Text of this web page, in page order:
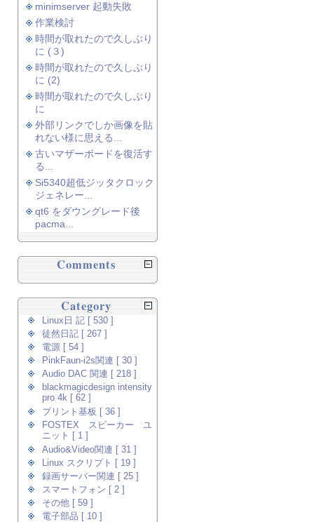
minimserver 起動失敗
作業検討
時間が取れたので久しぶり
に (３)
時間が取れたので久しぶり
に (2)
時間が取れたので久しぶり
に
外部リンクでしか画像を貼
れない様に思える...
古いマザーボードを復活す
る...
Si5340超低ジッタクロック
ジェネレー...
qt6 をダウングレード後
pacma...
Comments
Category
Linux日 記 [ 530 ]
徒然日記 [ 267 ]
電源 [ 54 ]
PinkFaun-i2s関連 [ 30 ]
Audio DAC 関連 [ 218 ]
blackmagicdesign intensity
pro 4k [ 62 ]
プリント基板 [ 36 ]
FOSTEX スピーカー ユ
ニット [ 1 ]
Audio&Video関連 [ 31 ]
Linux スクリプト [ 19 ]
録画サーバー関連 [ 25 ]
スマートフォン [ 2 ]
その他 [ 59 ]
電子部品 [ 10 ]